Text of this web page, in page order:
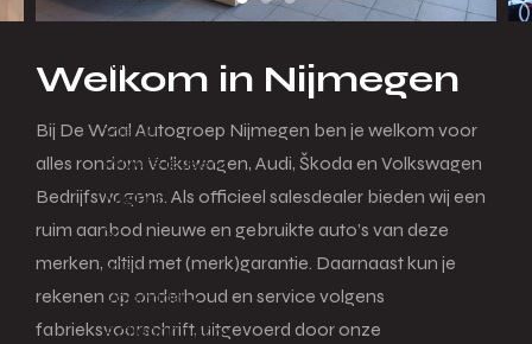
Leasen
Menu
Terug
Private lease
Menu
Terug
Voorraad
Actieaanbod
Welkom in Nijmegen
Bij De Waal Autogroep Nijmegen ben je welkom voor
alles rondom Volkswagen, Audi, Škoda en Volkswagen
Bedrijfswagens. Als officieel salesdealer bieden wij een
ruim aanbod nieuwe en gebruikte auto’s van deze
merken, altijd met (merk)garantie. Daarnaast kun je
rekenen op onderhoud en service volgens
fabrieksvoorschrift, uitgevoerd door onze